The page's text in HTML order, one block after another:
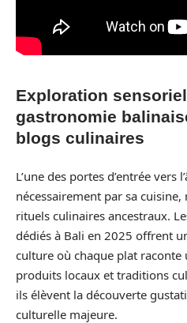
Exploration
gastronomie
blogs culinaires
L’une des portes d’entrée vers
nécessairement par sa
rituels culinaires ancestraux.
dédiés à Bali en 2025 offrent
culture où chaque plat
produits locaux et traditions
ils élèvent la découverte
culturelle majeure.